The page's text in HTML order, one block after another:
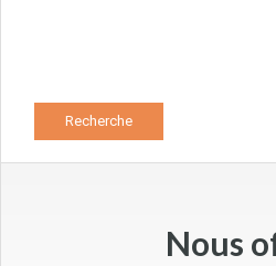
Nous